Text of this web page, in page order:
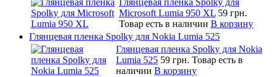
Microsoft Lumia 950 XL 59 грн.
Товар есть в наличии В корзину
Глянцевая пленка Spolky для Nokia Lumia 525
Глянцевая пленка Spolky для Nokia
Lumia 525 59 грн. Товар есть в
наличии В корзину